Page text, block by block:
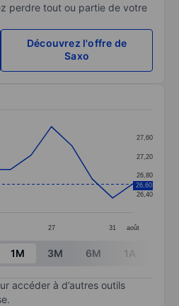
perdre tout ou partie de votre
Découvrez l'offre de
Saxo
points.
displaying categories.
displaying values. Data
27 31 août
26,40
26,80
27,20
27,60
26,60
1M 3M 6M 1A
accéder à d’autres outils